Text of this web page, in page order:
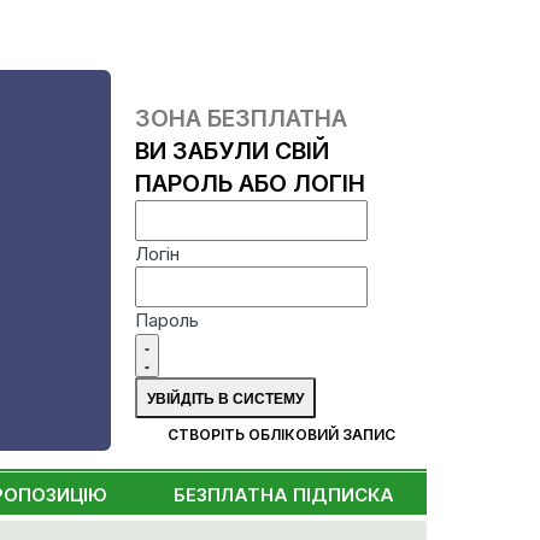
ЗОНА БЕЗПЛАТНА
ВИ ЗАБУЛИ СВІЙ
ПАРОЛЬ АБО ЛОГІН
Логін
Пароль
СТВОРІТЬ ОБЛІКОВИЙ ЗАПИС
БЕЗПЛАТНА ПІДПИСКА